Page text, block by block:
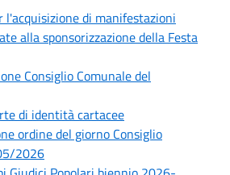
l'acquisizione di manifestazioni
alla sponsorizzazione della Festa
Consiglio Comunale del
di identità cartacee
ordine del giorno Consiglio
2026